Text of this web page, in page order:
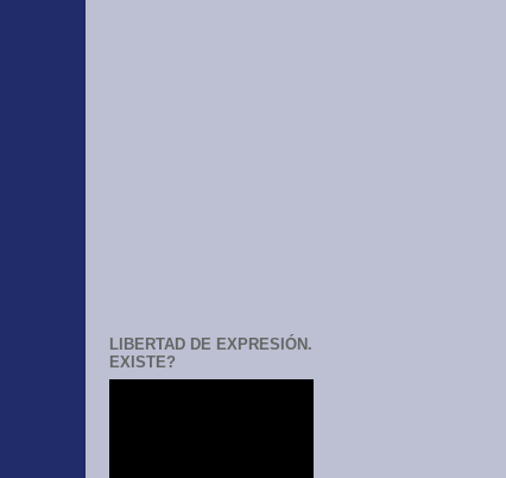
LIBERTAD DE EXPRESIÓN.
EXISTE?